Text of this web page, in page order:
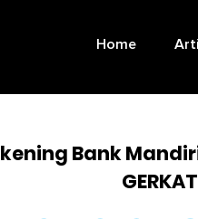
Home
Bank